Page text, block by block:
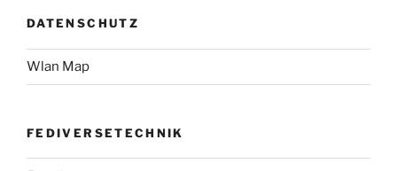
DATENSCHUTZ
Wlan Map
FEDIVERSETECHNIK